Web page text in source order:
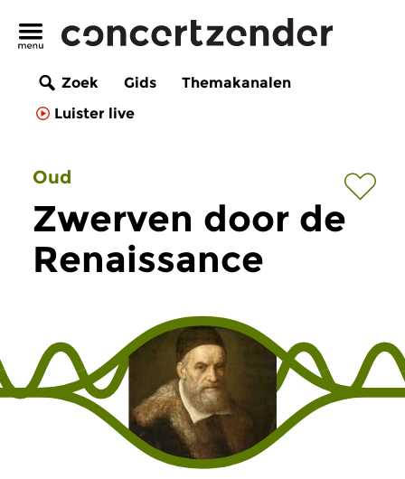
Zoek Gids
Themakanalen
Luister live
Oud
Zwerven door de
Renaissance